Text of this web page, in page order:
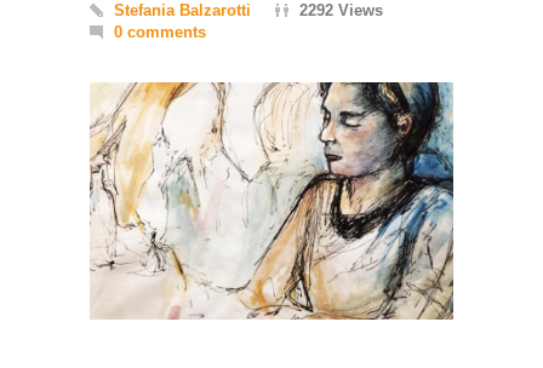
Stefania Balzarotti
2292 Views
0 comments